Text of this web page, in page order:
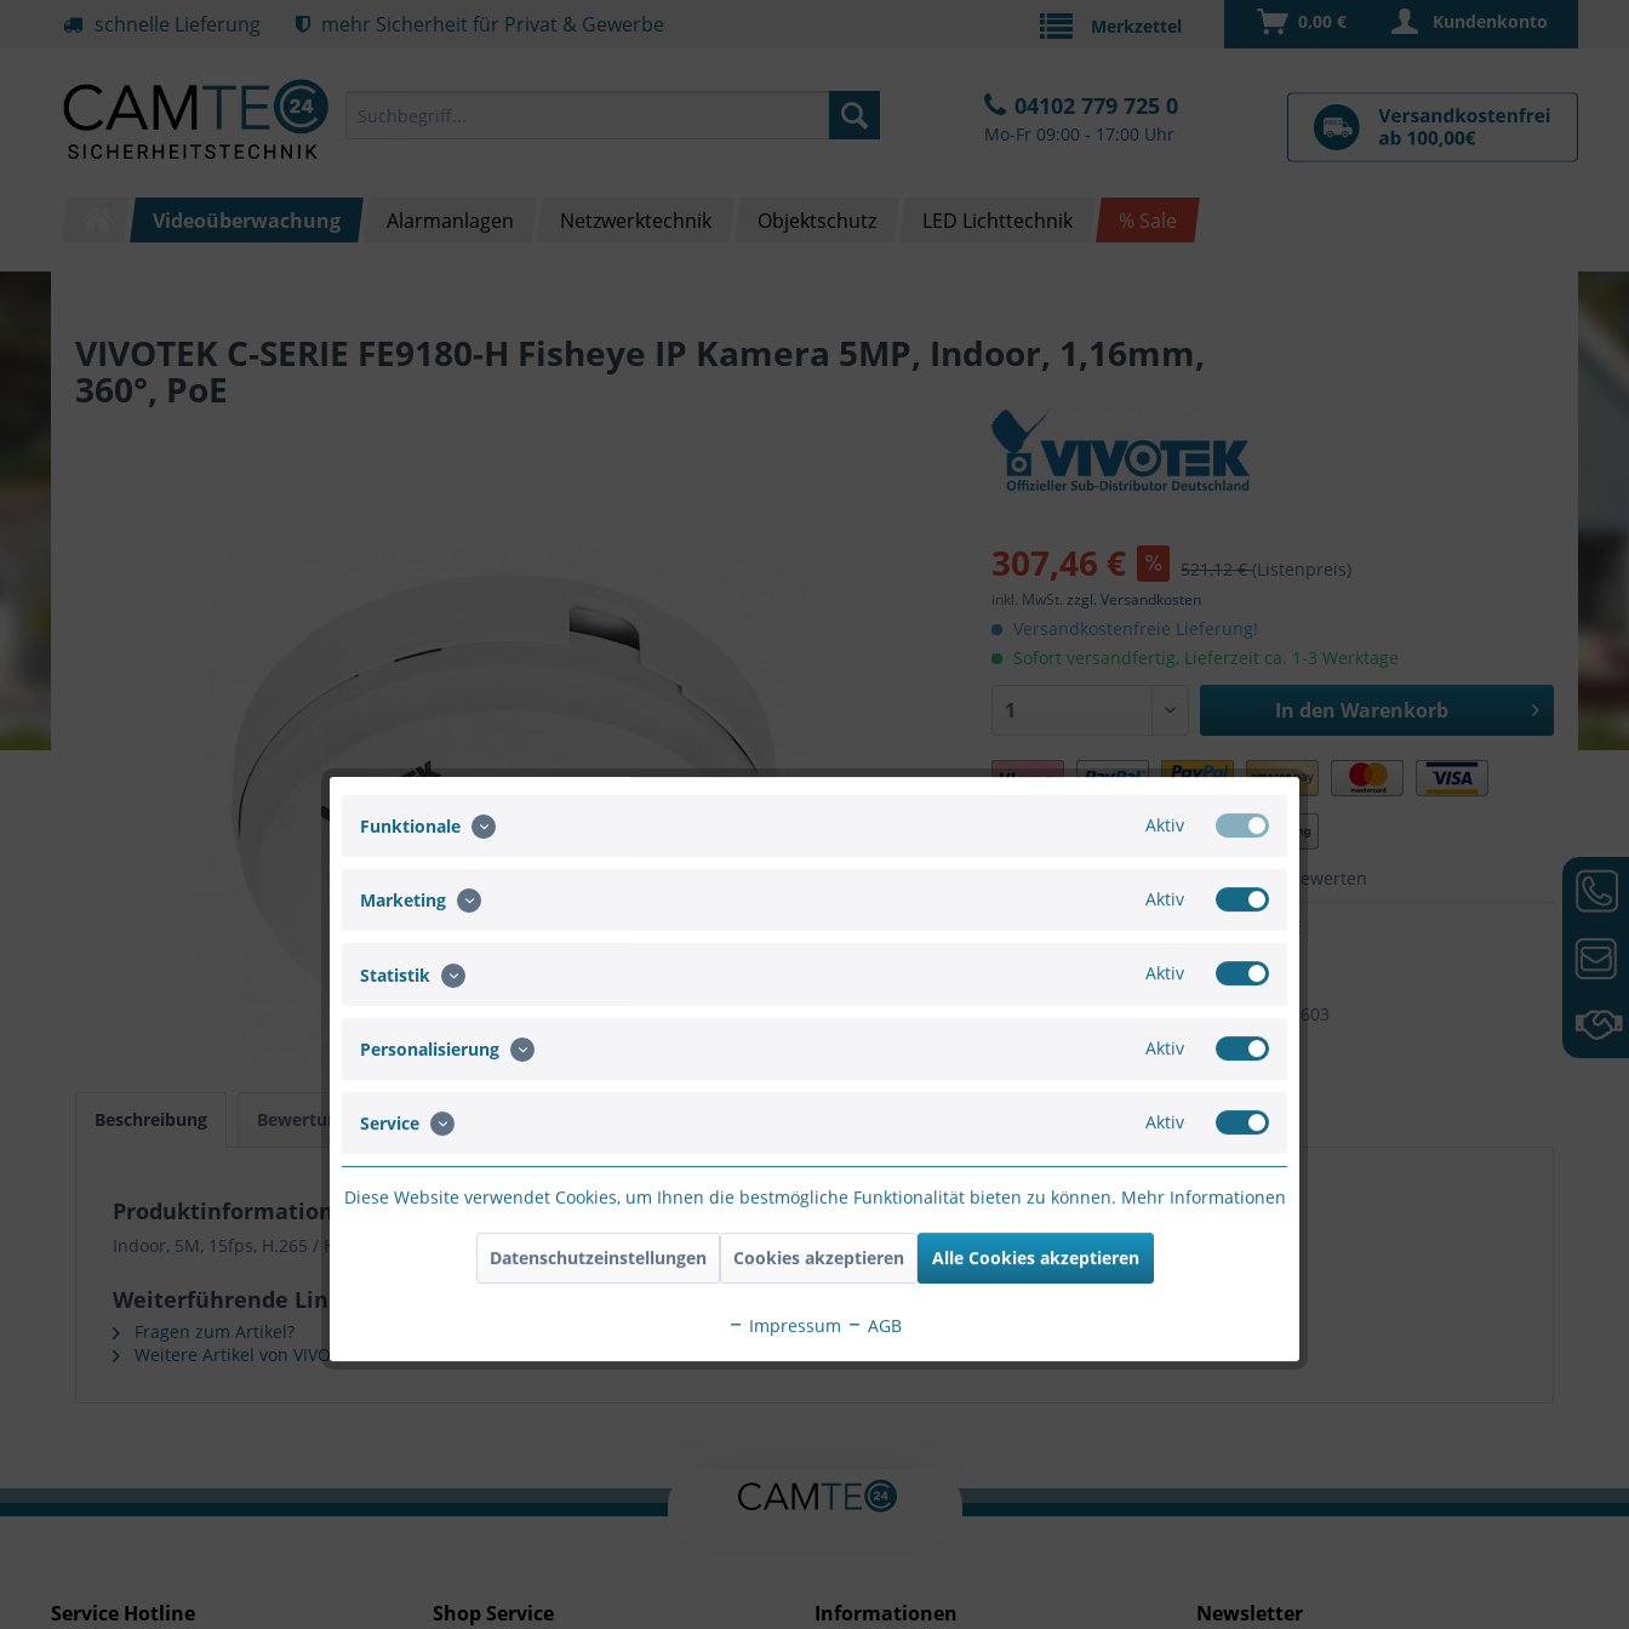
schnelle Lieferung mehr Sicherheit für Privat & Gewerbe Kundenkonto
0,00 €
04102 779 725 0
Mo-Fr 09:00 - 17:00 Uhr
Videoüberwachung Alarmanlagen Netzwerktechnik Objektschutz LED Lichttechnik % Sale
VIVOTEK C-SERIE FE9180-H Fisheye IP Kamera 5MP, Indoor, 1,16mm,
360°, PoE
307,46 € 521,12 €(Listenpreis)
inkl. MwSt.zzgl. Versandkosten
Versandkostenfreie Lieferung!
Sofort versandfertig, Lieferzeit ca. 1-3 Werktage
In den Warenkorb
Bewerten
WH3A49C9E
VIVOTEK
Hersteller Artikel-Nr:
FE9180-H
4712123678603
Beschreibung Bewertungen 0
Produktinformationen "VIVOTEK C-SERIE FE9180-H Fisheye IP Kamera 5MP, Indoor, 1,16mm, 360°, PoE"
Indoor, 5M, 15fps, H.265 / H.264 / MJPEG, 1.16mm Fisheye Objektiv, WDR Enhanced, PoE, MicroSD/SDHC/SDXC Kartenslot, kompakt
Weiterführende Links zu "VIVOTEK C-SERIE FE9180-H Fisheye IP Kamera 5MP, Indoor, 1,16mm, 360°, PoE"
Fragen zum Artikel?
Weitere Artikel von VIVOTEK
Service Hotline Shop Service Informationen Newsletter
Funktionale Aktiv
Marketing Aktiv
Statistik Aktiv
Personalisierung Aktiv
Service Aktiv
Diese Website verwendet Cookies, um Ihnen die bestmögliche Funktionalität bieten zu können. Mehr Informationen
Datenschutzeinstellungen Cookies akzeptieren Alle Cookies akzeptieren
Impressum AGB